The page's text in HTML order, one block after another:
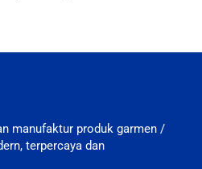
manufaktur produk garmen /
terpercaya dan